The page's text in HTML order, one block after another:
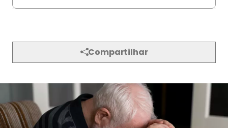
Compartilhar